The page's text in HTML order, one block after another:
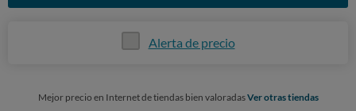
Alerta de precio
Mejor precio en Internet de tiendas bien valoradasVer otras tiendas